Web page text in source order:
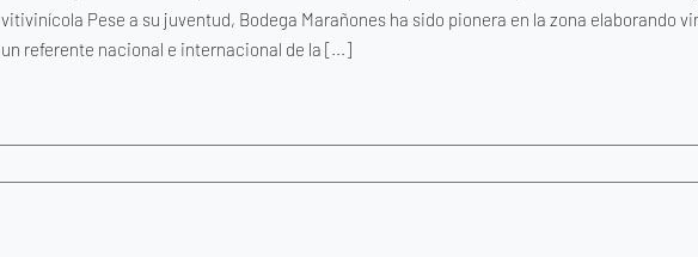
vitivinícola Pese a su juventud, Bodega Marañones ha sido pionera en la zona elaborando
un referente nacional e internacional de la [...]